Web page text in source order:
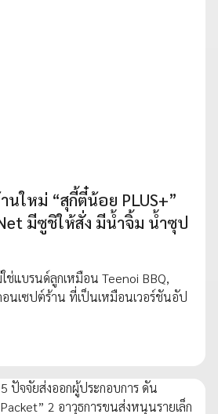
ใหม่ “สุกี้ตี๋น้อย PLUS+”
มีซูชิให้สั่ง มีน้ำจิ้ม น้ำซุป
ช่แบรนด์ลูกเหมือน Teenoi BBQ,
นเซปต์ร้าน ที่เป็นเหมือนเวอร์ชันอัป